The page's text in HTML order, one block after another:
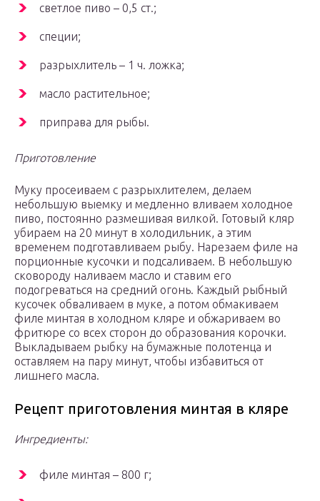
светлое пиво – 0,5 ст.;
специи;
разрыхлитель – 1 ч. ложка;
масло растительное;
приправа для рыбы.
Приготовление
Муку просеиваем с разрыхлителем, делаем
небольшую выемку и медленно вливаем холодное
пиво, постоянно размешивая вилкой. Готовый кляр
убираем на 20 минут в холодильник, а этим
временем подготавливаем рыбу. Нарезаем филе на
порционные кусочки и подсаливаем. В небольшую
сковороду наливаем масло и ставим его
подогреваться на средний огонь. Каждый рыбный
кусочек обваливаем в муке, а потом обмакиваем
филе минтая в холодном кляре и обжариваем во
фритюре со всех сторон до образования корочки.
Выкладываем рыбку на бумажные полотенца и
оставляем на пару минут, чтобы избавиться от
лишнего масла.
Рецепт приготовления минтая в кляре
Ингредиенты:
филе минтая – 800 г;